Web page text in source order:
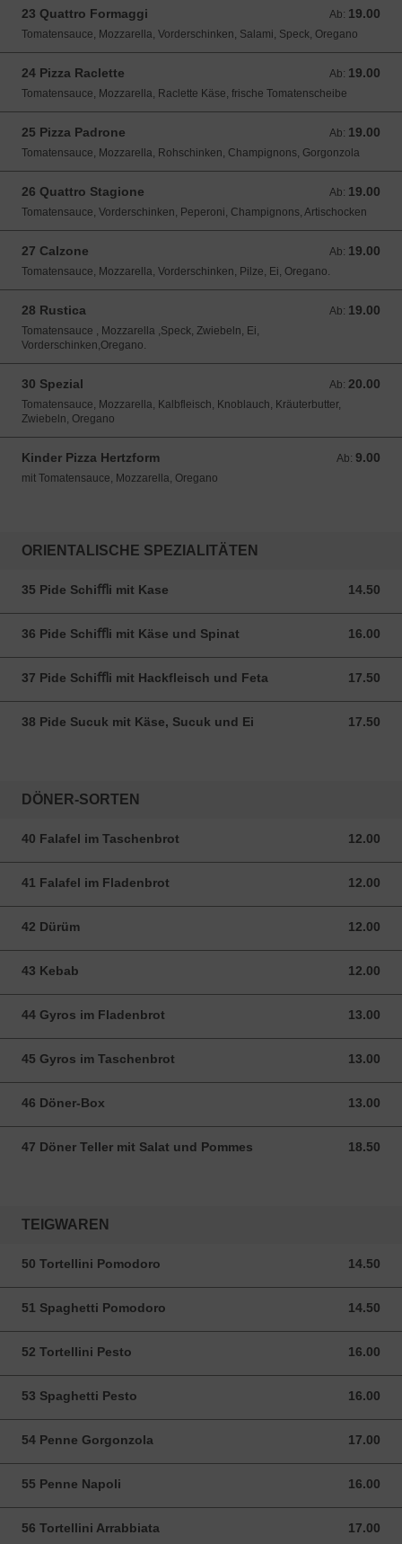
23 Quattro Formaggi Ab: 19.00
Ab: 19.00 CHF
Tomatensauce, Mozzarella, Vorderschinken, Salami, Speck, Oregano
24 Pizza Raclette Ab: 19.00
Ab: 19.00 CHF
Tomatensauce, Mozzarella, Raclette Käse, frische Tomatenscheibe
25 Pizza Padrone Ab: 19.00
Ab: 19.00 CHF
Tomatensauce, Mozzarella, Rohschinken, Champignons, Gorgonzola
26 Quattro Stagione Ab: 19.00
Ab: 19.00 CHF
Tomatensauce, Vorderschinken, Peperoni, Champignons, Artischocken
27 Calzone Ab: 19.00
Ab: 19.00 CHF
Tomatensauce, Mozzarella, Vorderschinken, Pilze, Ei, Oregano.
28 Rustica Ab: 19.00
Ab: 19.00 CHF
Tomatensauce , Mozzarella ,Speck, Zwiebeln, Ei,
Vorderschinken,Oregano.
30 Spezial Ab: 20.00
Ab: 20.00 CHF
Tomatensauce, Mozzarella, Kalbfleisch, Knoblauch, Kräuterbutter,
Zwiebeln, Oregano
Kinder Pizza Hertzform Ab: 9.00
Ab: 9.00 CHF
mit Tomatensauce, Mozzarella, Oregano
ORIENTALISCHE SPEZIALITÄTEN
35 Pide Schiﬄi mit Kase 14.50
14.50 CHF
36 Pide Schiﬄi mit Käse und Spinat 16.00
16.00 CHF
37 Pide Schiﬄi mit Hackfleisch und Feta 17.50
17.50 CHF
38 Pide Sucuk mit Käse, Sucuk und Ei 17.50
17.50 CHF
DÖNER-SORTEN
40 Falafel im Taschenbrot 12.00
12.00 CHF
41 Falafel im Fladenbrot 12.00
12.00 CHF
42 Dürüm 12.00
12.00 CHF
43 Kebab 12.00
12.00 CHF
44 Gyros im Fladenbrot 13.00
13.00 CHF
45 Gyros im Taschenbrot 13.00
13.00 CHF
46 Döner-Box 13.00
13.00 CHF
47 Döner Teller mit Salat und Pommes 18.50
18.50 CHF
TEIGWAREN
50 Tortellini Pomodoro 14.50
14.50 CHF
51 Spaghetti Pomodoro 14.50
14.50 CHF
52 Tortellini Pesto 16.00
16.00 CHF
53 Spaghetti Pesto 16.00
16.00 CHF
54 Penne Gorgonzola 17.00
17.00 CHF
55 Penne Napoli 16.00
16.00 CHF
56 Tortellini Arrabbiata 17.00
17.00 CHF